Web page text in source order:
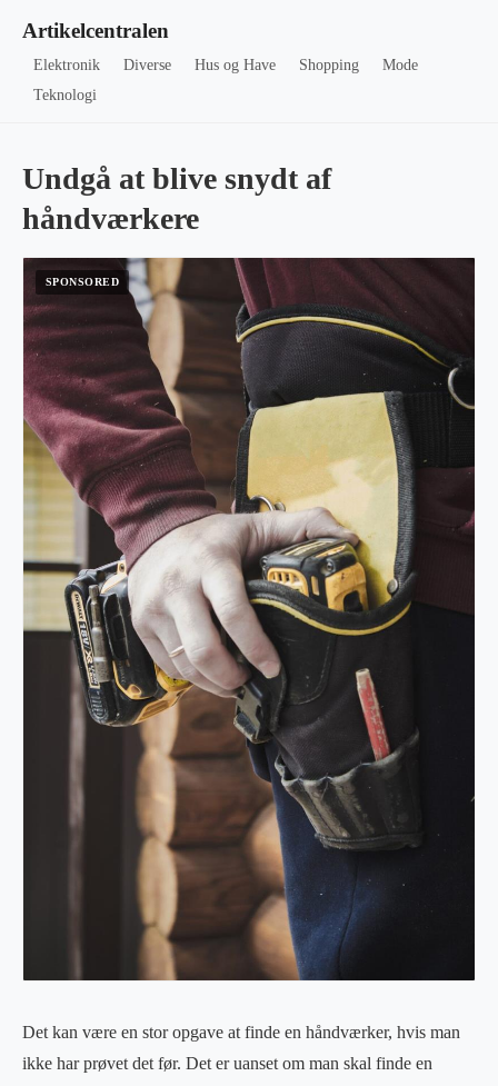
Artikelcentralen
Elektronik Diverse Hus og Have Shopping
Mode
Teknologi
Undgå at blive snydt af
håndværkere
Det kan være en stor opgave at finde en håndværker, hvis man
ikke har prøvet det før. Det er uanset om man skal finde en